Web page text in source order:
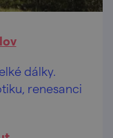
dálky.
renesanci